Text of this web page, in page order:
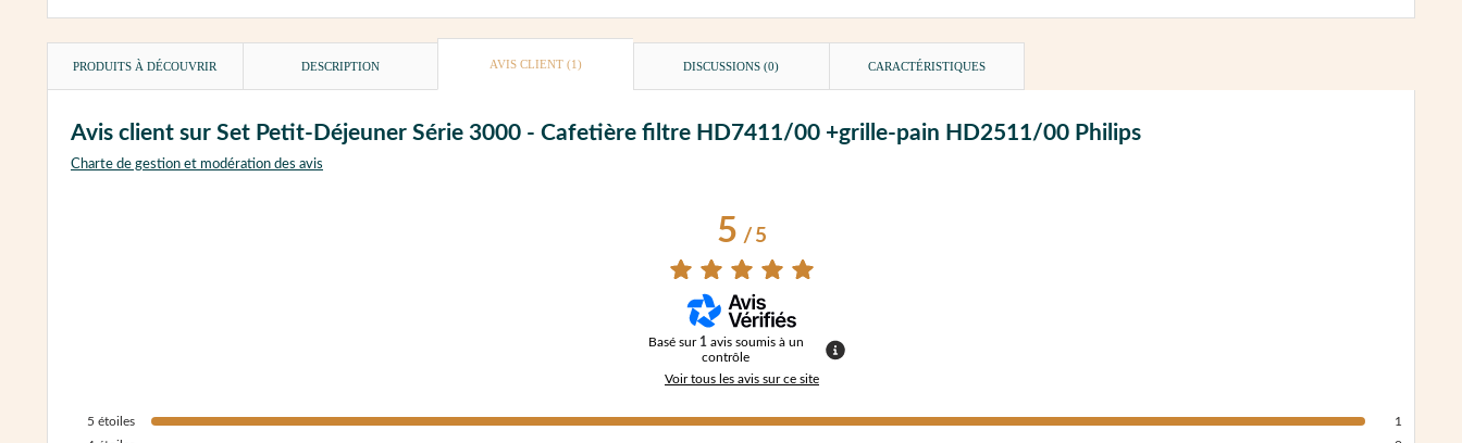
PRODUITS À DÉCOUVRIR DESCRIPTION AVIS CLIENT(1) DISCUSSIONS (0) CARACTÉRISTIQUES
Avis client sur Set Petit-Déjeuner Série 3000 - Cafetière filtre HD7411/00 +grille-pain HD2511/00 Philips
Charte de gestion et modération des avis
5/ 5
Basé sur 1 avis soumis à un
contrôle
Voir tous les avis sur ce site
5 étoiles
1